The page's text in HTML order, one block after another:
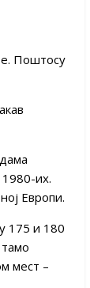
Поштосу
их.
Европи.
175 и 180
мест –